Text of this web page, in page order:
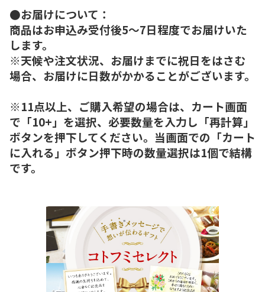
●お届けについて：
商品はお申込み受付後5～7日程度でお届けいた
します。
※天候や注文状況、お届けまでに祝日をはさむ
場合、お届けに日数がかかることがございます。
※11点以上、ご購入希望の場合は、カート画面
で「10+」を選択、必要数量を入力し「再計算」
ボタンを押下してください。当画面での「カート
に入れる」ボタン押下時の数量選択は1個で結構
です。